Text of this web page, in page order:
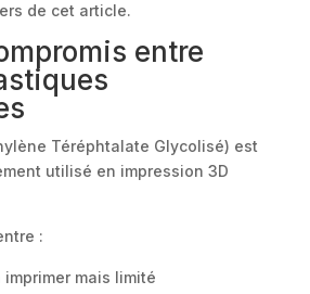
de cet article.
entre
Téréphtalate Glycolisé) est
utilisé en impression 3D
:
imprimer mais limité